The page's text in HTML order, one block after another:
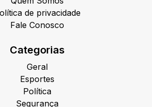
de privacidade
Fale Conosco
Categorias
Geral
Esportes
Política
Segurança